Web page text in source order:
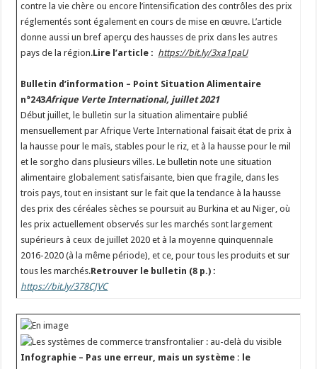
contre la vie chère ou encore l’intensification des contrôles des prix
réglementés sont également en cours de mise en œuvre. L’article
donne aussi un bref aperçu des hausses de prix dans les autres
pays de la région.Lire l’article : https://bit.ly/3xa1paU
Bulletin d’information – Point Situation Alimentaire
n°243Afrique Verte International, juillet 2021
Début juillet, le bulletin sur la situation alimentaire publié
mensuellement par Afrique Verte International faisait état de prix à
la hausse pour le maïs, stables pour le riz, et à la hausse pour le mil
et le sorgho dans plusieurs villes. Le bulletin note une situation
alimentaire globalement satisfaisante, bien que fragile, dans les
trois pays, tout en insistant sur le fait que la tendance à la hausse
des prix des céréales sèches se poursuit au Burkina et au Niger, où
les prix actuellement observés sur les marchés sont largement
supérieurs à ceux de juillet 2020 et à la moyenne quinquennale
2016-2020 (à la même période), et ce, pour tous les produits et sur
tous les marchés.Retrouver le bulletin (8 p.) :
https://bit.ly/378CJVC
Infographie – Pas une erreur, mais un système : le